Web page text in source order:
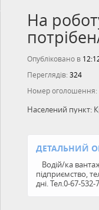
На
Опубліковано в
Переглядів: 324
Номер оголошення:
Населений пункт:
ДЕТАЛЬНИЙ
Водій/ка
підприємство,
дні. Тел.0-67-532-